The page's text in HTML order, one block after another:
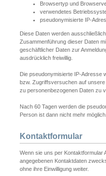
Browsertyp und
verwendetes
pseudonymisierte IP-
Diese Daten werden
Zusammenführung dieser Daten
geschäftlicher Daten zur
ausdrücklich freiwillig.
Die pseudonymisierte IP-Adresse
bzw. Zugriffsversuchen auf
zu personenbezogenen Daten zu
Nach 60 Tagen werden die
Person ist dann nicht mehr möglich.
Kontaktformular
Wenn sie uns per Kontaktformular
angegebenen Kontaktdaten
ohne ihre Einwilligung weiter.